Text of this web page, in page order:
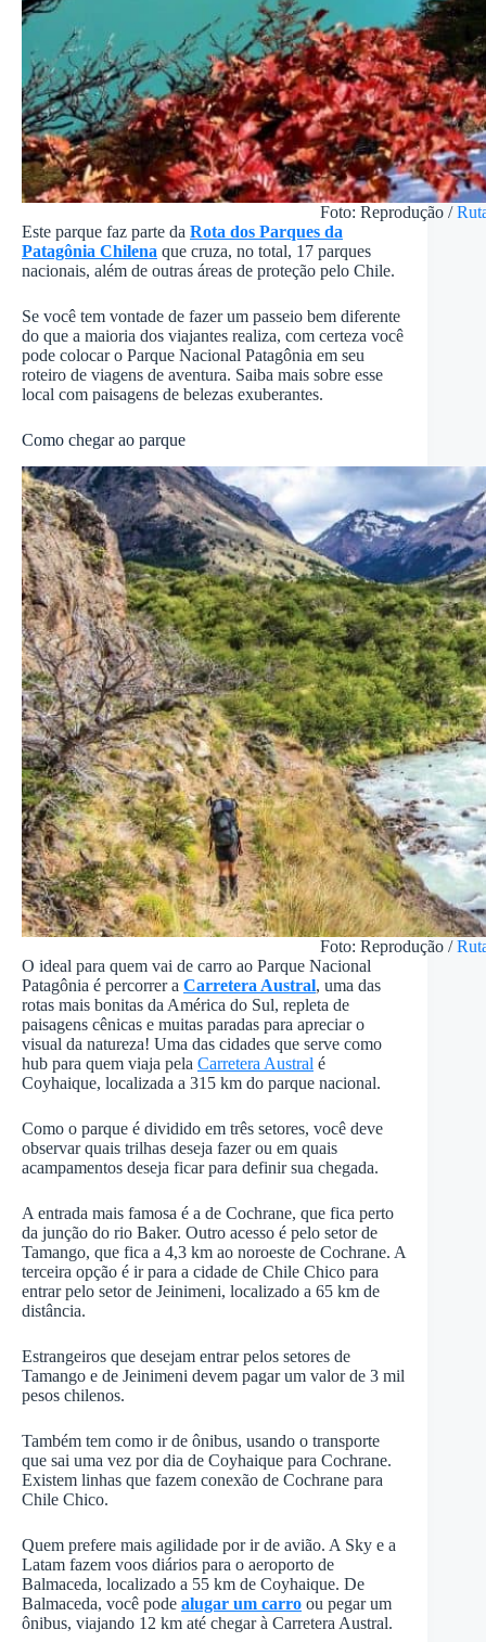
Foto: Reprodução /
Este parque faz parte da Rota dos Parques da
Patagônia Chilena que cruza, no total, 17 parques
nacionais, além de outras áreas de proteção pelo Chile.
Se você tem vontade de fazer um passeio bem diferente
do que a maioria dos viajantes realiza, com certeza você
pode colocar o Parque Nacional Patagônia em seu
roteiro de viagens de aventura. Saiba mais sobre esse
local com paisagens de belezas exuberantes.
Como chegar ao parque
Foto: Reprodução /
O ideal para quem vai de carro ao Parque Nacional
Patagônia é percorrer a Carretera Austral, uma das
rotas mais bonitas da América do Sul, repleta de
paisagens cênicas e muitas paradas para apreciar o
visual da natureza! Uma das cidades que serve como
hub para quem viaja pela Carretera Austral é
Coyhaique, localizada a 315 km do parque nacional.
Como o parque é dividido em três setores, você deve
observar quais trilhas deseja fazer ou em quais
acampamentos deseja ficar para definir sua chegada.
A entrada mais famosa é a de Cochrane, que fica perto
da junção do rio Baker. Outro acesso é pelo setor de
Tamango, que fica a 4,3 km ao noroeste de Cochrane. A
terceira opção é ir para a cidade de Chile Chico para
entrar pelo setor de Jeinimeni, localizado a 65 km de
distância.
Estrangeiros que desejam entrar pelos setores de
Tamango e de Jeinimeni devem pagar um valor de 3 mil
pesos chilenos.
Também tem como ir de ônibus, usando o transporte
que sai uma vez por dia de Coyhaique para Cochrane.
Existem linhas que fazem conexão de Cochrane para
Chile Chico.
Quem prefere mais agilidade por ir de avião. A Sky e a
Latam fazem voos diários para o aeroporto de
Balmaceda, localizado a 55 km de Coyhaique. De
Balmaceda, você pode alugar um carro ou pegar um
ônibus, viajando 12 km até chegar à Carretera Austral.